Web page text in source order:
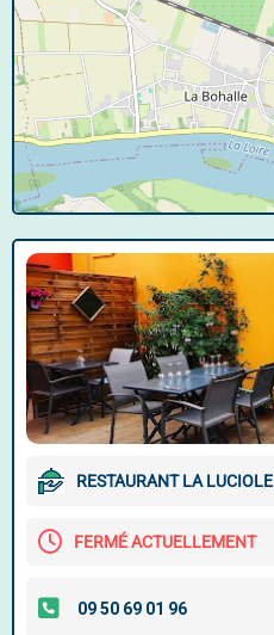
RESTAURANT LA LUCIOLE
FERMÉ ACTUELLEMENT